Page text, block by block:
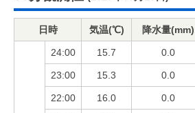
日時 気温(℃) 降水量(mm)
24:00 15.7 0.0
23:00 15.3 0.0
22:00 16.0 0.0